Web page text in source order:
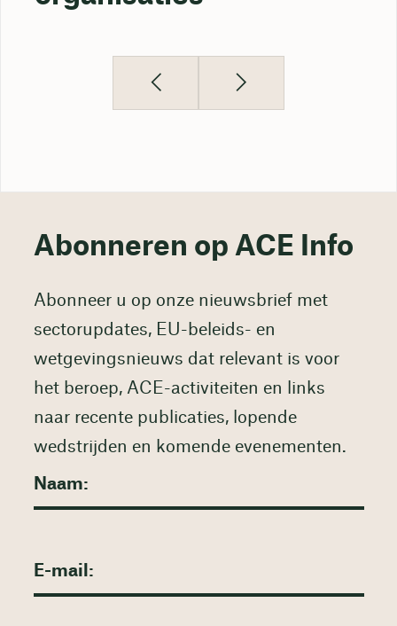
Abonneren op ACE Info
Abonneer u op onze nieuwsbrief met
sectorupdates, EU-beleids- en
wetgevingsnieuws dat relevant is voor
het beroep, ACE-activiteiten en links
naar recente publicaties, lopende
wedstrijden en komende evenementen.